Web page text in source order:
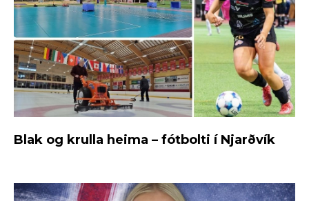
Blak og krulla heima – fótbolti í Njarðvík